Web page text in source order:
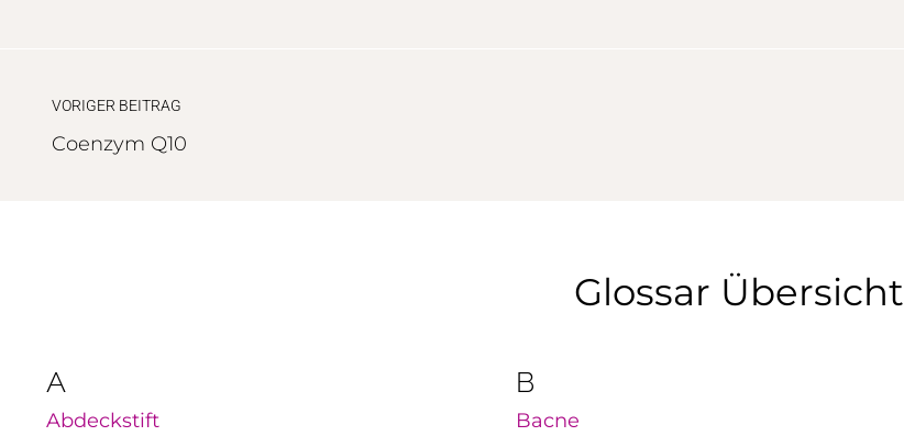
VORIGER BEITRAG
Coenzym Q10
Glossar Übersicht
A
Abdeckstift
B
Bacne